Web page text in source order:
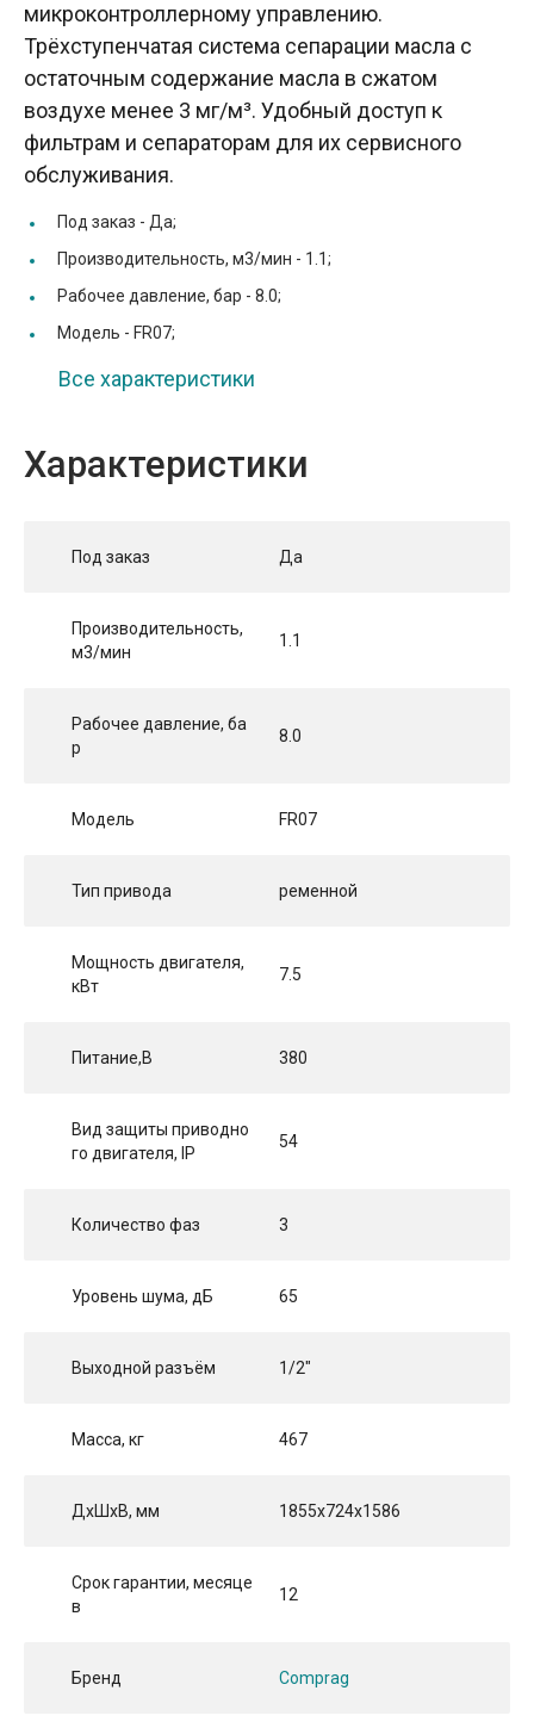
микроконтроллерному управлению.
Трёхступенчатая система сепарации масла с
остаточным содержание масла в сжатом
воздухе менее 3 мг/м³. Удобный доступ к
фильтрам и сепараторам для их сервисного
обслуживания.
Под заказ - Да;
Производительность, м3/мин - 1.1;
Рабочее давление, бар - 8.0;
Модель - FR07;
Все характеристики
Характеристики
Под заказ Да
Производительность,
м3/мин
1.1
Рабочее давление, ба
р
8.0
Модель FR07
Тип привода ременной
Мощность двигателя,
кВт
7.5
Питание,В 380
Вид защиты приводно
го двигателя, IP
54
Количество фаз 3
Уровень шума, дБ 65
Выходной разъём 1/2"
Масса, кг 467
ДхШхВ, мм 1855x724x1586
Срок гарантии, месяце
в
12
Бренд Comprag